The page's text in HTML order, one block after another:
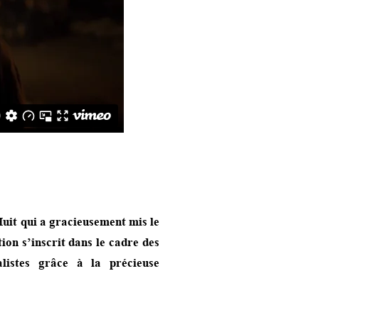
qui a gracieusement mis le
s’inscrit dans le cadre des
grâce à la précieuse